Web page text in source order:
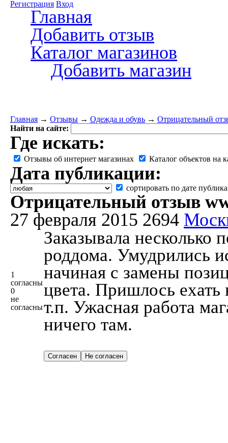
Регистрация Вход
Главная
Добавить отзыв
Каталог магазинов
Добавить магазин
Главная → Отзывы → Одежда и обувь → Отрицательный
Найти на сайте:
Где искать:
Отзывы об интернет магазинах Каталог объектов на
Дата публикации:
сортировать по дате
Отрицательный отзыв
27 февраля 2015 2694
1
согласны
0
не
согласны
Заказывала несколько
роддома. Умудрились
начиная с замены
цвета. Пришлось ехать
т.п. Ужасная работа
ничего там.